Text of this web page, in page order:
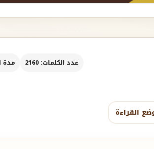
عدد الكلمات: 2160 مدة
القراءة